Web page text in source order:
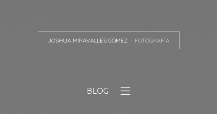
JOSHUA MIRAVALLES GÓMEZ FOTOGRAFÍA
BLOG